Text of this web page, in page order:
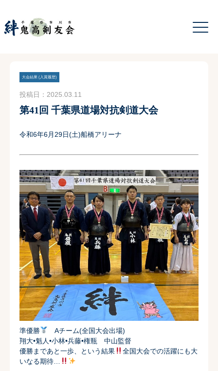
大会結果 (入賞履歴)
投稿日：2025.03.11
第41回 千葉県道場対抗剣道大会
令和6年6月29日(土)船橋アリーナ
準優勝
Aチーム(全国大会出場)
翔大•魁人•小林•兵藤•権瓶 中山監督
優勝まであと一歩、という結果
全国大会での活躍にも大
いなる期待…